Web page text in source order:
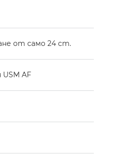
от само 24 cm.
AF